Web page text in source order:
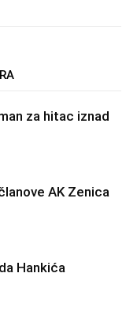
za hitac iznad
AK Zenica
Hankića